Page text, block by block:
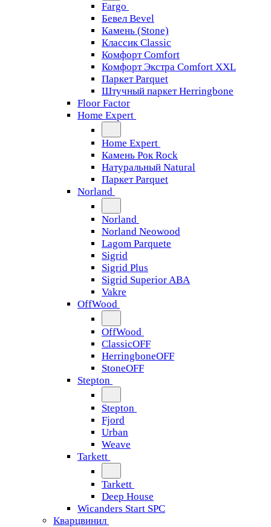
Fargo
Бевел Bevel
Камень (Stone)
Классик Classic
Комфорт Comfort
Комфорт Экстра Comfort XXL
Паркет Parquet
Штучный паркет Herringbone
Floor Factor
Home Expert
Home Expert
Камень Рок Rock
Натуральный Natural
Паркет Parquet
Norland
Norland
Norland Neowood
Lagom Parquete
Sigrid
Sigrid Plus
Sigrid Superior ABA
Vakre
OffWood
OffWood
ClassicOFF
HerringboneOFF
StoneOFF
Stepton
Stepton
Fjord
Urban
Weave
Tarkett
Tarkett
Deep House
Wicanders Start SPC
Кварцвинил